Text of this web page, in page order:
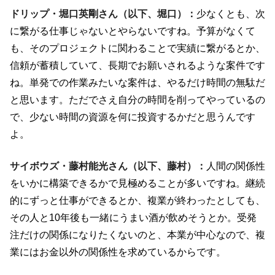
ドリップ・堀口英剛さん（以下、堀口）： 少なくとも、次
に繋がる仕事じゃないとやらないですね。予算がなくて
も、そのプロジェクトに関わることで実績に繋がるとか、
信頼が蓄積していて、長期でお願いされるような案件です
ね。単発での作業みたいな案件は、やるだけ時間の無駄だ
と思います。ただでさえ自分の時間を削ってやっているの
で、少ない時間の資源を何に投資するかだと思うんです
よ。
サイボウズ・藤村能光さん（以下、藤村）： 人間の関係性
をいかに構築できるかで見極めることが多いですね。継続
的にずっと仕事ができるとか、複業が終わったとしても、
その人と 10年後も一緒にうまい酒が飲めそうとか。受発
注だけの関係になりたくないのと、本業が中心なので、複
業にはお金以外の関係性を求めているからです。